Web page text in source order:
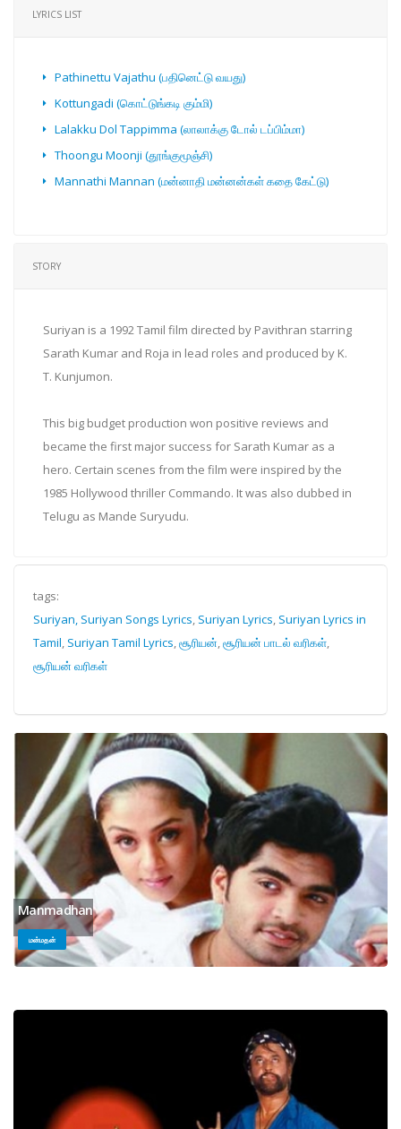
LYRICS LIST
Pathinettu Vajathu (பதினெட்டு வயது)
Kottungadi (கொட்டுங்கடி கும்மி)
Lalakku Dol Tappimma (லாலாக்கு டோல் டப்பிம்மா)
Thoongu Moonji (தூங்குமூஞ்சி)
Mannathi Mannan (மன்னாதி மன்னன்கள் கதை கேட்டு)
STORY
Suriyan is a 1992 Tamil film directed by Pavithran starring
Sarath Kumar and Roja in lead roles and produced by K.
T. Kunjumon.
This big budget production won positive reviews and
became the first major success for Sarath Kumar as a
hero. Certain scenes from the film were inspired by the
1985 Hollywood thriller Commando. It was also dubbed in
Telugu as Mande Suryudu.
tags:
Suriyan, Suriyan Songs Lyrics, Suriyan Lyrics, Suriyan Lyrics in
Tamil, Suriyan Tamil Lyrics,சூரியன்,சூரியன் பாடல் வரிகள்,
சூரியன் வரிகள்
Manmadhan
மன்மதன்